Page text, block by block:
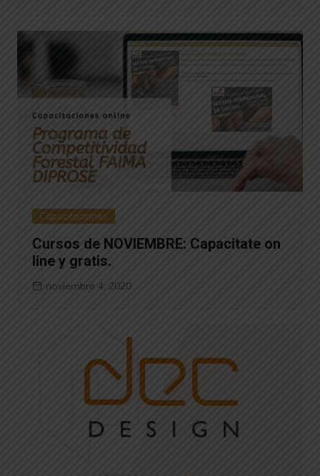
Capacitaciones
Cursos de NOVIEMBRE: Capacitate on
line y gratis.
noviembre 4, 2020